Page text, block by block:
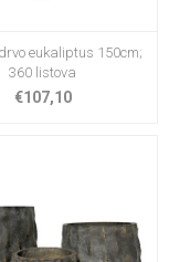
eukaliptus 150cm;
360 listova
€107,10